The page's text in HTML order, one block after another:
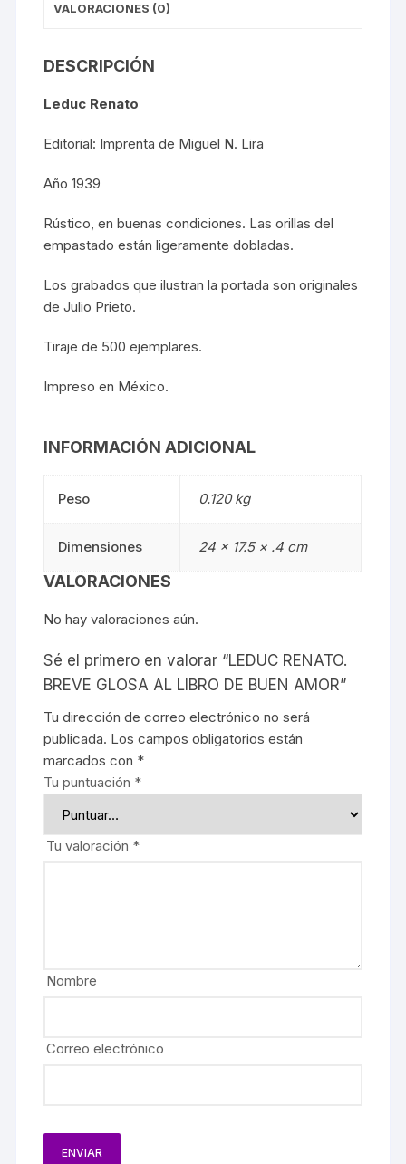
VALORACIONES (0)
DESCRIPCIÓN
Leduc Renato
Editorial: Imprenta de Miguel N. Lira
Año 1939
Rústico, en buenas condiciones. Las orillas del
empastado están ligeramente dobladas.
Los grabados que ilustran la portada son originales
de Julio Prieto.
Tiraje de 500 ejemplares.
Impreso en México.
INFORMACIÓN ADICIONAL
Peso 0.120 kg
Dimensiones 24 × 17.5 × .4 cm
VALORACIONES
No hay valoraciones aún.
Sé el primero en valorar “LEDUC RENATO.
BREVE GLOSA AL LIBRO DE BUEN AMOR”
Tu dirección de correo electrónico no será
publicada. Los campos obligatorios están
marcados con *
Tu puntuación *
Tu valoración *
Nombre
Correo electrónico